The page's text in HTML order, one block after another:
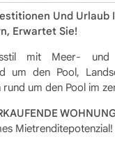
Und Urlaub
Erwartet Sie!
mit Meer- und
um den Pool,
um den Pool im
Mietrenditepotenzial!